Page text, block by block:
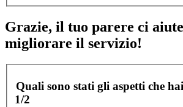
Grazie, il tuo parere ci
migliorare il servizio!
Quali sono stati gli aspetti che
1/2